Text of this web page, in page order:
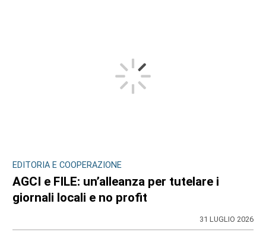
EDITORIA E COOPERAZIONE
AGCI e FILE: un’alleanza per tutelare i
giornali locali e no profit
31 LUGLIO 2026